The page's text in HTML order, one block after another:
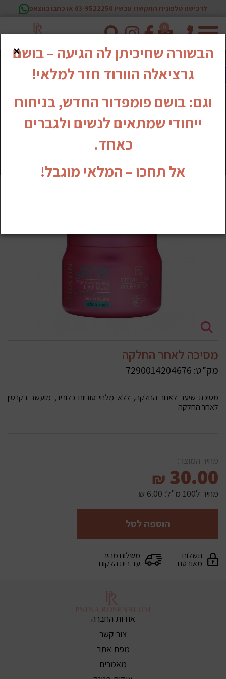
לרכישה טלפונית התקשרו עכשיו 03-9522250 או כתבו בווצאפ
טלפון
0
מסיכה לאחר החלקה
מק”ט: 7290014204676
מסיכת שיער לאחר החלקה, ללא מלחי סודיום כלוריד, מועשר בקרטין
לאחר החלקה
מחיר המוצר:
30.00
₪
מחיר ל100 מ"ל:
הוספה לסל
תשלום
מאובטח
משלוח מהיר
עד בית הלקוח
אודות החברה
צור קשר
מפת אתר
מאמרים
×
הבשורה שחיכיתן לה הגיעה – בושם
גרציאלה הוורוד חזר למלאי!
וגם: בושם פומפדור החדש, בניחוח
ייחודי שמתאים לנשים ולגברים
כאחד.
אל תחכו – המלאי מוגבל!